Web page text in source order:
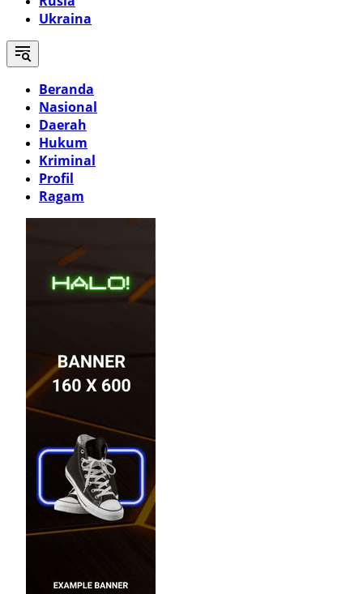
Ukraina
Beranda
Nasional
Daerah
Hukum
Kriminal
Profil
Ragam